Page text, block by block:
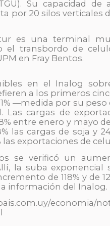
Su capacidad de
por 20 silos verticales
es una terminal
el transbordo de
en Fray Bentos.
en el Inalog
a los primeros
—medida por su
Las cargas de
entre enero y mayo
las cargas de soja y
las exportaciones de
se verificó un
la suba exponencial
de 118% y de
información del Inalog.
economia/